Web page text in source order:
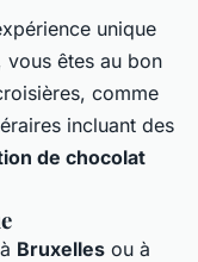
unique
vous êtes au bon
comme
incluant des
de chocolat
Bruxelles ou à